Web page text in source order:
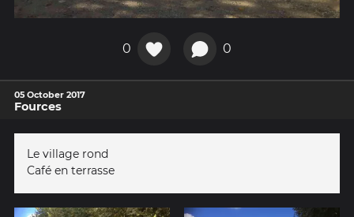
0 0
05 October 2017
Fources
Le village rond
Café en terrasse